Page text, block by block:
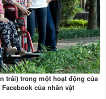
trái) trong một hoạt động của
của nhân vật